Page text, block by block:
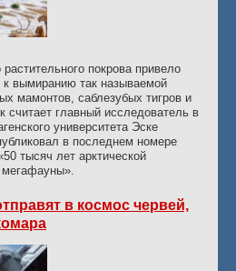
растительного покрова привело
вымиранию так называемой
мамонтов, саблезубых тигров и
главный исследователь в
университета Эске
в последнем номере
тысяч лет арктической
мегафауны».
в космос червей,